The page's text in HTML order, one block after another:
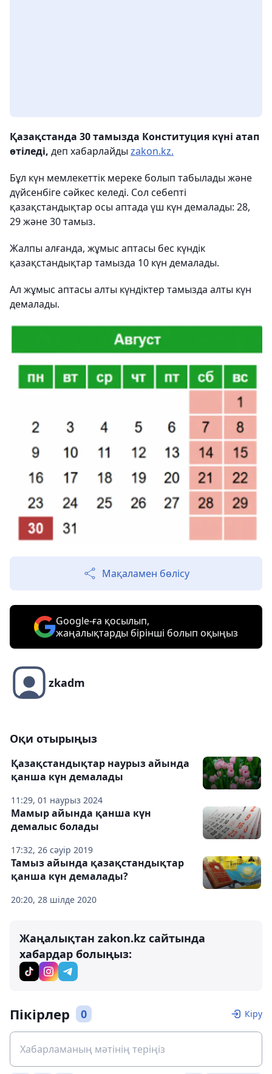
Қазақстанда 30 тамызда Конституция күні атап
өтіледі, деп хабарлайды zakon.kz.
Бұл күн мемлекеттік мереке болып табылады және
дүйсенбіге сәйкес келеді. Сол себепті
қазақстандықтар осы аптада үш күн демалады: 28,
29 және 30 тамыз.
Жалпы алғанда, жұмыс аптасы бес күндік
қазақстандықтар тамызда 10 күн демалады.
Ал жұмыс аптасы алты күндіктер тамызда алты күн
демалады.
Мақаламен бөлісу
Google-ға қосылып,
жаңалықтарды бірінші болып оқыңыз
zkadm
Оқи отырыңыз
11:29, 01 наурыз 2024
Қазақстандықтар наурыз айында
қанша күн демалады
17:32, 26 сәуір 2019
Мамыр айында қанша күн
демалыс болады
20:20, 28 шілде 2020
Тамыз айында қазақстандықтар
қанша күн демалады?
Жаңалықтан zakon.kz сайтында
хабардар болыңыз:
Пікірлер 0 Кіру